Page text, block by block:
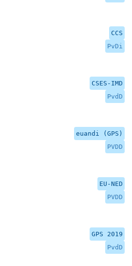
CCS
PvDi
CSES-IMD
PvdD
euandi (GPS)
PVDD
EU-NED
PVDD
GPS 2019
PvdD